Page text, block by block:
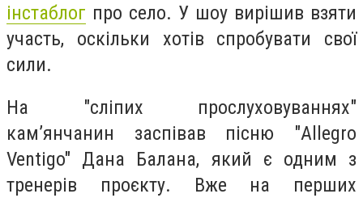
інстаблог про село. У шоу вирішив взяти
участь, оскільки хотів спробувати свої
сили.
На "сліпих прослуховуваннях"
кам’янчанин заспівав пісню "Allegro
Ventigo" Дана Балана, який є одним з
тренерів проєкту. Вже на перших